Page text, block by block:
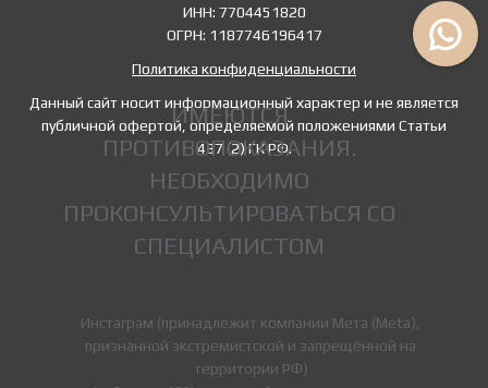
ИНН: 7704451820
ОГРН: 1187746196417
Политика конфиденциальности
Данный сайт носит информационный характер и не является
публичной офертой, определяемой положениями Статьи
437 (2) ГК РФ.
Инстаграм (принадлежит компании Мета (Meta),
признанной экстремистской и запрещённой на
территории РФ)
ИМЕЮТСЯ
ПРОТИВОПОКАЗАНИЯ.
НЕОБХОДИМО
ПРОКОНСУЛЬТИРОВАТЬСЯ СО
СПЕЦИАЛИСТОМ